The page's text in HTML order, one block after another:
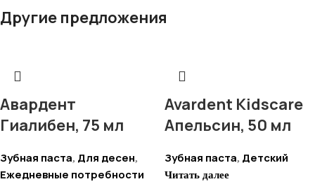
Другие предложения
Авардент
Гиалибен, 75 мл
Зубная паста, Для десен,
Ежедневные потребности
Avardent Kidscare
Апельсин, 50 мл
Зубная паста, Детский
Читать далее